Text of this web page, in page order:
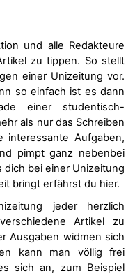
und alle Redakteure
zu tippen. So stellt
einer Unizeitung vor.
so einfach ist es dann
einer studentisch-
als nur das Schreiben
Aufgaben,
pimpt ganz nebenbei
dich bei einer Unizeitung
bringt erfährst du hier.
jeder herzlich
Artikel zu
Ausgaben widmen sich
kann man völlig frei
sich an, zum Beispiel